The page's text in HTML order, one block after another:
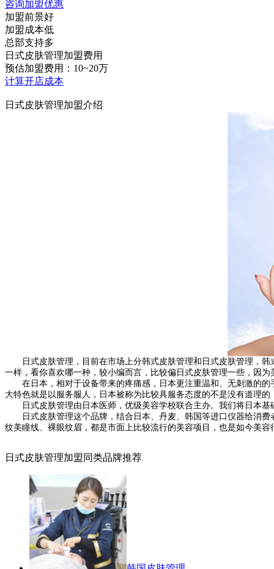
咨询加盟优惠
加盟前景好
加盟成本低
总部支持多
日式皮肤管理加盟费用
预估加盟费用：10~20万
计算开店成本
日式皮肤管理加盟介绍
日式皮肤管理，目前在市场上分韩式皮肤管理和日式皮肤管理，韩
一样，看你喜欢哪一种，较小编而言，比较偏日式皮肤管理一些，因
在日本，相对于设备带来的疼痛感，日本更注重温和、无刺激的的
大特色就是以服务服人，日本被称为比较具服务态度的不是没有道理
日式皮肤管理由日本医师，优级美容学校联合主办。我们将日本基
日式皮肤管理这个品牌，结合日本、丹麦、韩国等进口仪器给消费
纹美瞳线、裸眼纹眉，都是市面上比较流行的美容项目，也是如今美
日式皮肤管理加盟同类品牌推荐